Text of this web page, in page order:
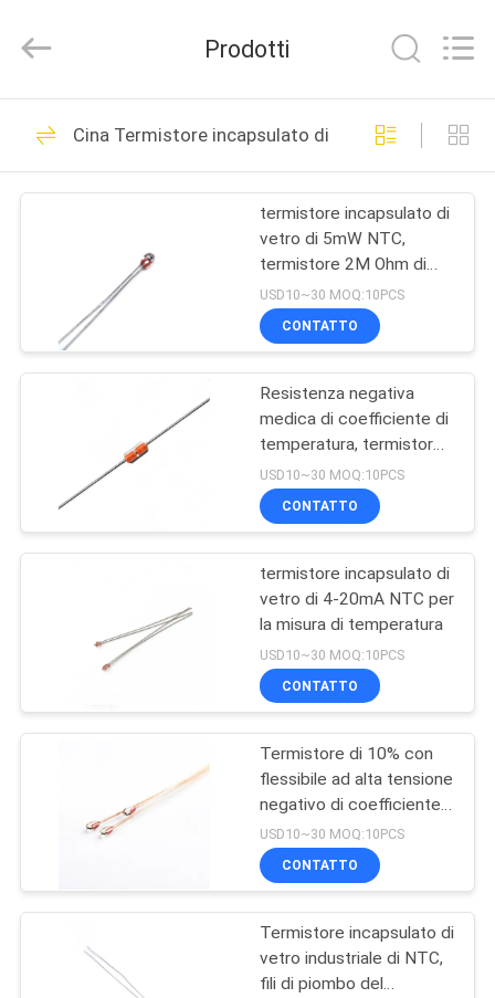
CASA
PRODOTTI
GIRO
FABBRICA
CONTROLLO
DI
CONTATTICI
NOTIZIE
RICHIEDA
UNA
Electornics
Technology
Rights
sensore di
temperatura del ntc
106
3D stampante
Temperature Sensor
16
Sensore di
temperatura della
famiglia
16
temperatura di RTD
Prodotti
Cina Termistore incapsulato di vetro di NTC
termistore incapsulato di
vetro di 5mW NTC,
termistore 2M Ohm di
precisione NTC
USD10~30 MOQ:10PCS
CONTATTO
Resistenza negativa
medica di coefficiente di
temperatura, termistore
100k del ntc 3950
USD10~30 MOQ:10PCS
CONTATTO
termistore incapsulato di
vetro di 4-20mA NTC per
la misura di temperatura
USD10~30 MOQ:10PCS
CONTATTO
Termistore di 10% con
flessibile ad alta tensione
negativo di coefficiente
di temperatura
USD10~30 MOQ:10PCS
CONTATTO
Termistore incapsulato di
vetro industriale di NTC,
fili di piombo del